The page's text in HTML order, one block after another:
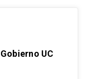
UC